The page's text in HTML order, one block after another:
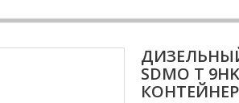
SDMO T